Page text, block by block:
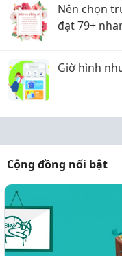
Nên chọn
đạt 79+
Giờ hình
Cộng đồng nổi bật